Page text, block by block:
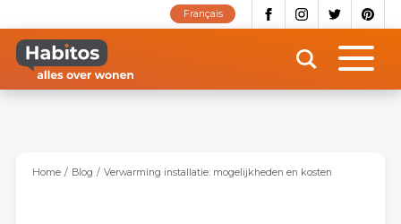
naar
inhoud
gaan
Français
Home Blog Verwarming installatie: mogelijkheden en kosten